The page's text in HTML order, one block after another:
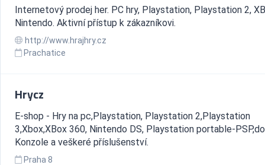
Internetový prodej her. PC hry, Playstation, Playstation 2,
Nintendo. Aktivní přístup k zákazníkovi.
http://www.hrajhry.cz
Prachatice
Hrycz
E-shop - Hry na pc,Playstation, Playstation 2,Playstation
3,Xbox,XBox 360, Nintendo DS, Playstation portable-
Konzole a veškeré příslušenství.
Praha 8